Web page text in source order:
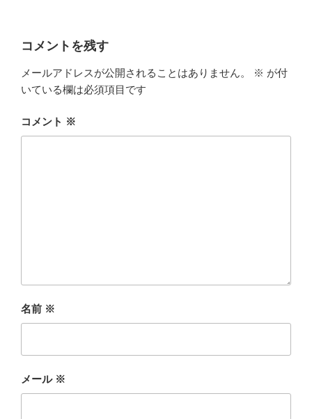
コメントを残す
メールアドレスが公開されることはありません。 ※ が付
いている欄は必須項目です
コメント ※
名前 ※
メール ※